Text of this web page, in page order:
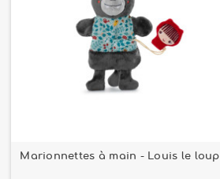
Marionnettes à main - Louis le loup